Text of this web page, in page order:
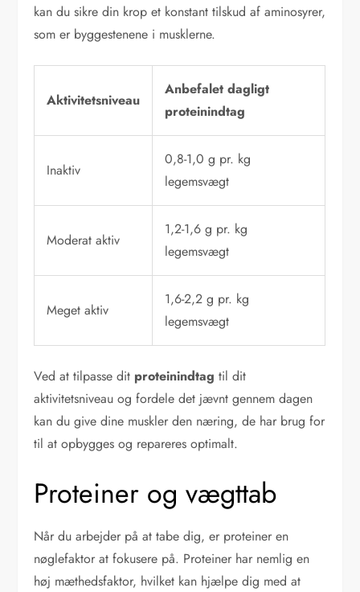
kan du sikre din krop et konstant tilskud af aminosyrer,
som er byggestenene i musklerne.
Aktivitetsniveau
Anbefalet dagligt
proteinindtag
Inaktiv
0,8-1,0 g pr. kg
legemsvægt
Moderat aktiv
1,2-1,6 g pr. kg
legemsvægt
Meget aktiv
1,6-2,2 g pr. kg
legemsvægt
Ved at tilpasse dit proteinindtag til dit
aktivitetsniveau og fordele det jævnt gennem dagen
kan du give dine muskler den næring, de har brug for
til at opbygges og repareres optimalt.
Proteiner og vægttab
Når du arbejder på at tabe dig, er proteiner en
nøglefaktor at fokusere på. Proteiner har nemlig en
høj mæthedsfaktor, hvilket kan hjælpe dig med at